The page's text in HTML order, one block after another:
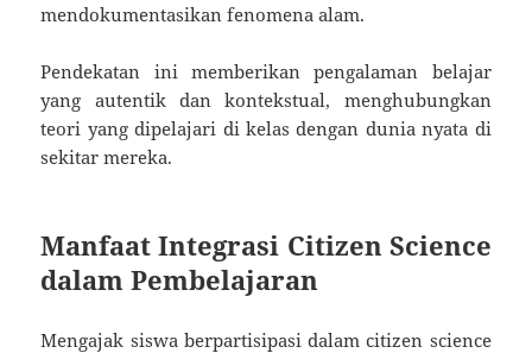
mendokumentasikan fenomena alam.
Pendekatan ini memberikan pengalaman belajar
yang autentik dan kontekstual, menghubungkan
teori yang dipelajari di kelas dengan dunia nyata di
sekitar mereka.
Manfaat Integrasi Citizen Science
dalam Pembelajaran
Mengajak siswa berpartisipasi dalam citizen science